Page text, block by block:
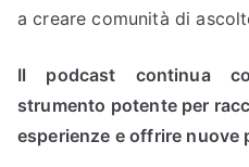
a creare comunità di
Il podcast continua
strumento potente per
esperienze e offrire nuove